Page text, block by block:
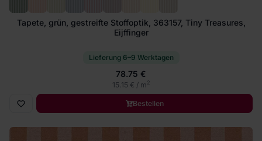
Tapete, grün, gestreifte Stoffoptik, 363157, Tiny Treasures,
Eijffinger
Lieferung 6–9 Werktagen
78.75 €
15.15 € / m2
Bestellen